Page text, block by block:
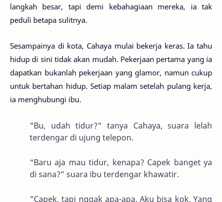
langkah besar, tapi demi kebahagiaan mereka, ia tak
peduli betapa sulitnya.
Sesampainya di kota, Cahaya mulai bekerja keras. Ia tahu
hidup di sini tidak akan mudah. Pekerjaan pertama yang ia
dapatkan bukanlah pekerjaan yang glamor, namun cukup
untuk bertahan hidup. Setiap malam setelah pulang kerja,
ia menghubungi ibu.
"Bu, udah tidur?" tanya Cahaya, suara lelah
terdengar di ujung telepon.
“Baru aja mau tidur, kenapa? Capek banget ya
di sana?” suara ibu terdengar khawatir.
"Capek, tapi nggak apa-apa. Aku bisa kok. Yang